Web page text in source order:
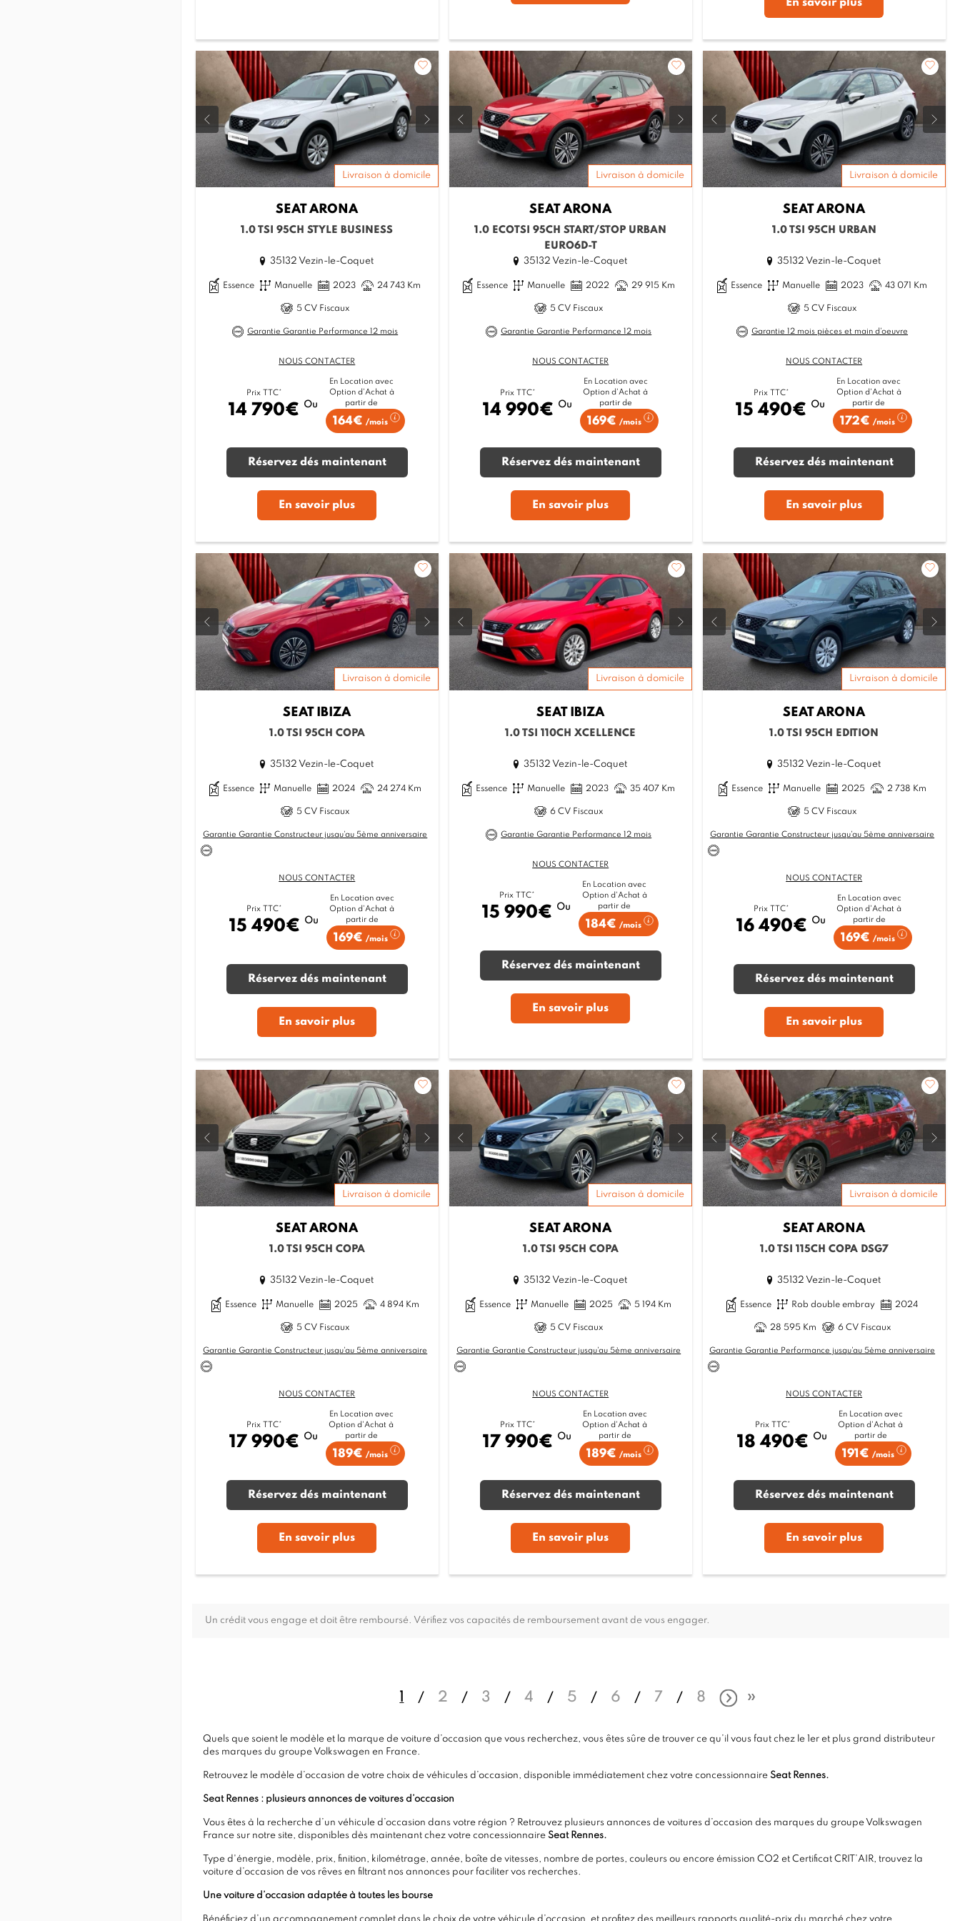
En savoir plus
Livraison à domicile
SEATARONA
1.0 TSI 95CH STYLE BUSINESS
35132 Vezin-le-Coquet
Essence Manuelle 2023 24 743 Km
5 CV Fiscaux
Garantie Garantie Performance 12 mois
NOUS CONTACTER
Prix TTC*
14 790€ Ou
En Location avec
Option d'Achat à
partir de
164€/mois
Réservez dés maintenant
En savoir plus
Livraison à domicile
SEATARONA
1.0 ECOTSI 95CH START/STOP URBAN
EURO6D-T
35132 Vezin-le-Coquet
Essence Manuelle 2022 29 915 Km
5 CV Fiscaux
Garantie Garantie Performance 12 mois
NOUS CONTACTER
Prix TTC*
14 990€ Ou
En Location avec
Option d'Achat à
partir de
169€ /mois
Réservez dés maintenant
En savoir plus
Livraison à domicile
SEATARONA
1.0 TSI 95CH URBAN
35132 Vezin-le-Coquet
Essence Manuelle 2023 43 071 Km
5 CV Fiscaux
Garantie 12 mois pièces et main d'oeuvre
NOUS CONTACTER
Prix TTC*
15 490€ Ou
En Location avec
Option d'Achat à
partir de
172€/mois
Réservez dés maintenant
En savoir plus
Livraison à domicile
SEAT IBIZA
1.0 TSI 95CH COPA
35132 Vezin-le-Coquet
Essence Manuelle 2024 24 274 Km
5 CV Fiscaux
Garantie Garantie Constructeur jusqu'au 5ème anniversaire
NOUS CONTACTER
Prix TTC*
15 490€ Ou
En Location avec
Option d'Achat à
partir de
169€ /mois
Réservez dés maintenant
En savoir plus
Livraison à domicile
SEAT IBIZA
1.0 TSI 110CH XCELLENCE
35132 Vezin-le-Coquet
Essence Manuelle 2023 35 407 Km
6 CV Fiscaux
Garantie Garantie Performance 12 mois
NOUS CONTACTER
Prix TTC*
15 990€ Ou
En Location avec
Option d'Achat à
partir de
184€/mois
Réservez dés maintenant
En savoir plus
Livraison à domicile
SEATARONA
1.0 TSI 95CH EDITION
35132 Vezin-le-Coquet
Essence Manuelle 2025 2 738 Km
5 CV Fiscaux
Garantie Garantie Constructeur jusqu'au 5ème anniversaire
NOUS CONTACTER
Prix TTC*
16 490€ Ou
En Location avec
Option d'Achat à
partir de
169€ /mois
Réservez dés maintenant
En savoir plus
Livraison à domicile
SEATARONA
1.0 TSI 95CH COPA
35132 Vezin-le-Coquet
Essence Manuelle 2025 4 894 Km
5 CV Fiscaux
Garantie Garantie Constructeur jusqu'au 5ème anniversaire
NOUS CONTACTER
Prix TTC*
17 990€ Ou
En Location avec
Option d'Achat à
partir de
189€ /mois
Réservez dés maintenant
En savoir plus
Livraison à domicile
SEATARONA
1.0 TSI 95CH COPA
35132 Vezin-le-Coquet
Essence Manuelle 2025 5 194 Km
5 CV Fiscaux
Garantie Garantie Constructeur jusqu'au 5ème anniversaire
NOUS CONTACTER
Prix TTC*
17 990€ Ou
En Location avec
Option d'Achat à
partir de
189€ /mois
Réservez dés maintenant
En savoir plus
Livraison à domicile
SEATARONA
1.0 TSI 115CH COPA DSG7
35132 Vezin-le-Coquet
Essence Rob double embray 2024
28 595 Km 6 CV Fiscaux
Garantie Garantie Performance jusqu'au 5ème anniversaire
NOUS CONTACTER
Prix TTC*
18 490€ Ou
En Location avec
Option d'Achat à
partir de
191€ /mois
Réservez dés maintenant
En savoir plus
Un crédit vous engage et doit être remboursé. Vérifiez vos capacités de remboursement avant de vous engager.
2 3 4 5 6 7 8
Quels que soient le modèle et la marque de voiture d’occasion que vous recherchez, vous êtes sûre de trouver ce qu’il vous faut chez le 1er et plus grand distributeur
des marques du groupe Volkswagen en France.
Retrouvez le modèle d’occasion de votre choix de véhicules d’occasion, disponible immédiatement chez votre concessionnaire Seat Rennes.
Seat Rennes : plusieurs annonces de voitures d’occasion
Vous êtes à la recherche d’un véhicule d’occasion dans votre région ? Retrouvez plusieurs annonces de voitures d’occasion des marques du groupe Volkswagen
France sur notre site, disponibles dès maintenant chez votre concessionnaire Seat Rennes.
Type d'énergie, modèle, prix, finition, kilométrage, année, boîte de vitesses, nombre de portes, couleurs ou encore émission CO2 et Certificat CRIT’AIR, trouvez la
voiture d’occasion de vos rêves en filtrant nos annonces pour faciliter vos recherches.
Une voiture d’occasion adaptée à toutes les bourse
Bénéficiez d’un accompagnement complet dans le choix de votre véhicule d’occasion, et profitez des meilleurs rapports qualité-prix du marché chez votre